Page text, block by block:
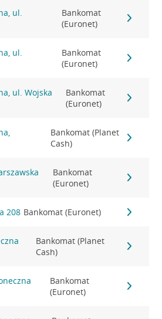
ul.
Bankomat
(Euronet)
ul.
Bankomat
(Euronet)
ul. Wojska
Bankomat
(Euronet)
Bankomat (Planet
Cash)
Bankomat
(Euronet)
208 Bankomat (Euronet)
Bankomat (Planet
Cash)
Bankomat
(Euronet)